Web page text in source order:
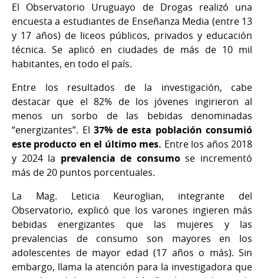
El Observatorio Uruguayo de Drogas realizó una
encuesta a estudiantes de Enseñanza Media (entre 13
y 17 años) de liceos públicos, privados y educación
técnica. Se aplicó en ciudades de más de 10 mil
habitantes, en todo el país.
Entre los resultados de la investigación, cabe
destacar que el 82% de los jóvenes ingirieron al
menos un sorbo de las bebidas denominadas
“energizantes”. El 37% de esta población consumió
este producto en el último mes. Entre los años 2018
y 2024 la prevalencia de consumose incrementó
más de 20 puntos porcentuales.
La Mag. Leticia Keuroglian, integrante del
Observatorio, explicó que los varones ingieren más
bebidas energizantes que las mujeres y las
prevalencias de consumo son mayores en los
adolescentes de mayor edad (17 años o más). Sin
embargo, llama la atención para la investigadora que